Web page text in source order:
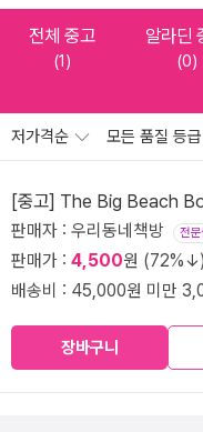
전체 중고
(1)
알라딘
(0)
저가격순 모든 품질 등급
[중고] The Big Beach
판매자 : 우리동네책방 전
판매가 : 4,500원
배송비 : 45,000원 미만
장바구니